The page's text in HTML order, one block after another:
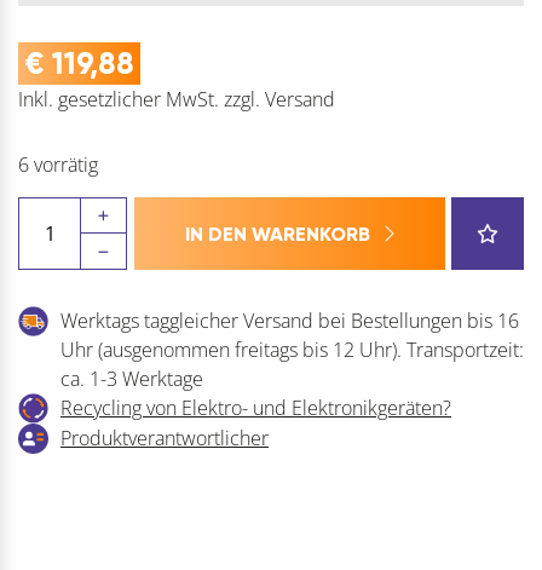
€ 119,88
Inkl. gesetzlicher MwSt. zzgl. Versand
6 vorrätig
Holzbauschraube
T-
plus
Teilgewinde
Edelstahl
A2
IN DEN WARENKORB
Werktags taggleicher Versand bei Bestellungen bis 16
Uhr (ausgenommen freitags bis 12 Uhr). Transportzeit:
ca. 1-3 Werktage
Recycling von Elektro- und Elektronikgeräten?
Produktverantwortlicher